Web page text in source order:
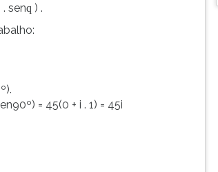
. senq ) .
= 45(0 + i . 1) = 45i